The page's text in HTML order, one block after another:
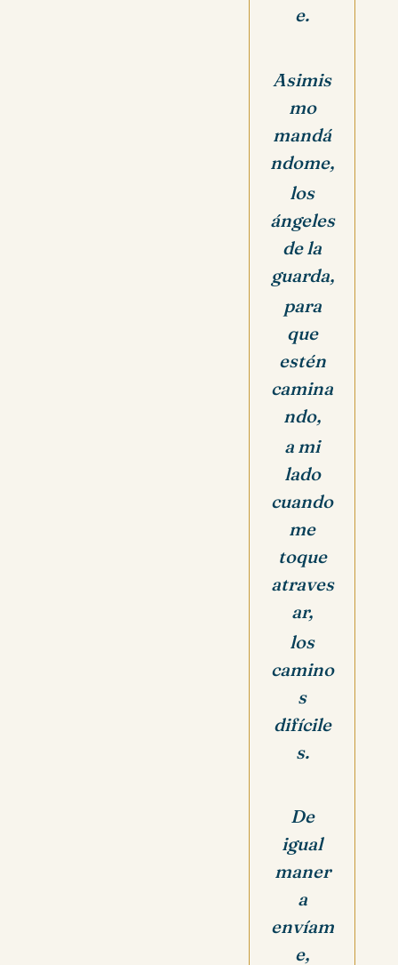
e.
Asimis
mo
mandá
ndome,
los
ángeles
de la
guarda,
para
que
estén
camina
ndo,
a mi
lado
cuando
me
toque
atraves
ar,
los
camino
s
difícile
s.
De
igual
maner
a
envíam
e,